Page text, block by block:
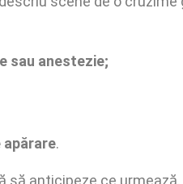
sau anestezie;
.
să anticipeze ce urmează.